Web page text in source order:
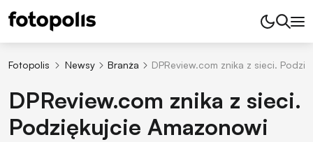
Fotopolis Newsy Branża DPReview.com znika z sieci.
DPReview.com znika z sieci.
Podziękujcie Amazonowi